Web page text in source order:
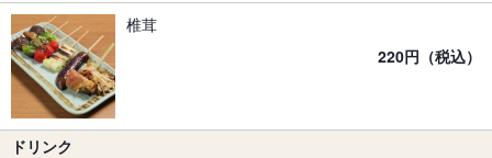
椎茸
220円（税込）
ドリンク